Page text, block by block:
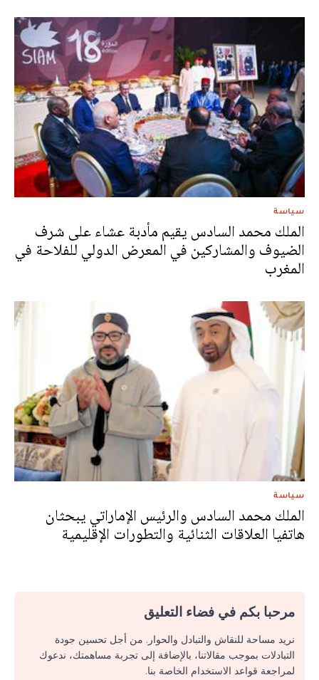
سياسة
الملك محمد السادس يقيم مأدبة عشاء على شرف
الضيوف والمشاركين في المعرض الدولي للفلاحة في
المغرب
سياسة
الملك محمد السادس والرئيس الإماراتي يبحثان
هاتفيا العلاقات الثنائية والتطورات الإقليمية
مرحبا بكم في فضاء التعليق
نريد مساحة للنقاش والتبادل والحوار. من أجل تحسين جودة
التبادلات بموجب مقالاتنا، بالإضافة إلى تجربة مساهمتك، ندعوك
لمراجعة قواعد الاستخدام الخاصة بنا.